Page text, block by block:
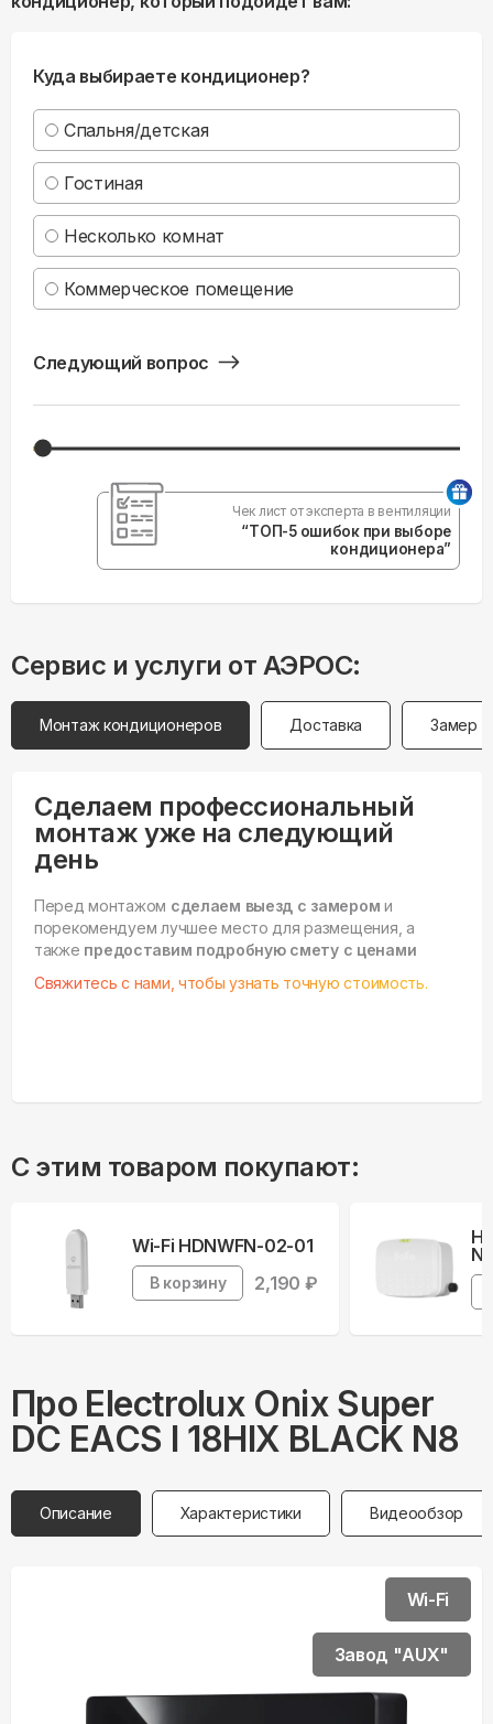
Куда выбираете кондиционер?
Спальня/детская
Гостиная
Несколько комнат
Коммерческое помещение
Следующий вопрос
Чек лист от эксперта в вентиляции
“ТОП-5 ошибок при выборе
кондиционера”
Сервис и услуги от АЭРОС:
Монтаж кондиционеров Доставка Замер
Сделаем профессиональный
монтаж уже на следующий
день
Перед монтажом сделаем выезд с замером и
порекомендуем лучшее место для размещения, а
также предоставим подробную смету с ценами
Свяжитесь с нами, чтобы узнать точную стоимость.
С этим товаром покупают:
Wi-Fi HDNWFN-02-01
В корзину 2,190 ₽
Про Electrolux Onix Super
DC EACS I 18HIX BLACK N8
Описание Характеристики Видеообзор
Wi-Fi
Завод "AUX"